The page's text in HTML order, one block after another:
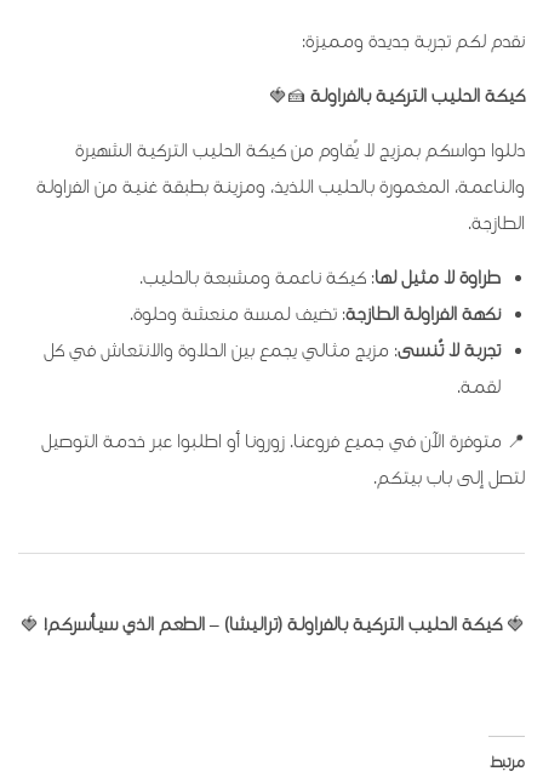
نقدم لكم تجربة جديدة ومميزة:
كيكة الحليب التركية بالفراولة 🍰🍓
دللوا حواسكم بمزيج لا يُقاوم من كيكة الحليب التركية الشهيرة
والناعمة، المغمورة بالحليب اللذيذ، ومزينة بطبقة غنية من الفراولة
الطازجة.
طراوة لا مثيل لها: كيكة ناعمة ومشبعة بالحليب.
نكهة الفراولة الطازجة: تضيف لمسة منعشة وحلوة.
تجربة لا تُنسى: مزيج مثالي يجمع بين الحلاوة والانتعاش في كل
لقمة.
📍 متوفرة الآن في جميع فروعنا. زورونا أو اطلبوا عبر خدمة التوصيل
لتصل إلى باب بيتكم.
🍓كيكة الحليب التركية بالفراولة (تراليشا) – الطعم الذي سيأسركم! 🍓
مرتبط